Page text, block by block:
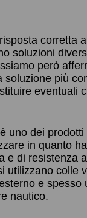
corretta
soluzioni
però
soluzione più
eventuali
uno dei
in quanto
e di resistenza
utilizzano colle
e spesso
nautico.